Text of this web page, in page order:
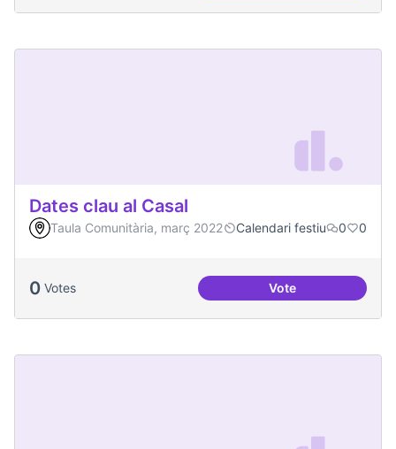
Dates clau al Casal
Taula Comunitària, març 2022 Calendari festiu 0 0
0 Votes VoteDates clau al Casal